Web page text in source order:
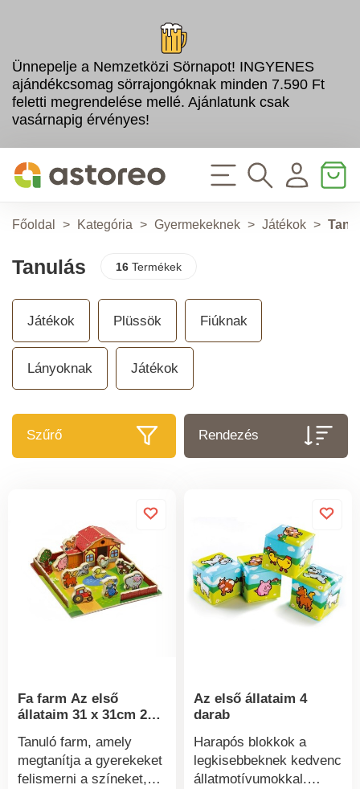
Ünnepelje a Nemzetközi Sörnapot! INGYENES
ajándékcsomag sörrajongóknak minden 7.590 Ft
feletti megrendelése mellé. Ajánlatunk csak
vasárnapig érvényes!
Főoldal > Kategória > Gyermekeknek > Játékok >
Tanulás 16Termékek
Játékok Plüssök Fiúknak
Lányoknak Játékok
Szűrő Rendezés
Fa farm Az első
állataim 31 x 31cm 28
Tanuló farm, amely
megtanítja a gyerekeket
felismerni a színeket,
Az első állataim 4
darab
Harapós blokkok a
legkisebbeknek kedvenc
állatmotívumokkal.